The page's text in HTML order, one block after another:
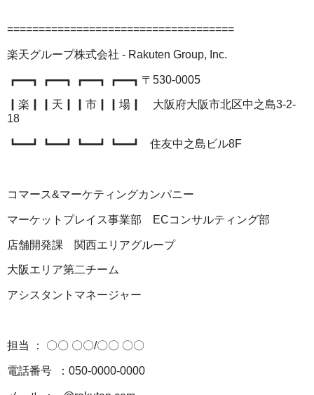
====================================
楽天グループ株式会社 - Rakuten Group, Inc.
┏━┓┏━┓┏━┓┏━┓〒530-0005
┃楽┃┃天┃┃市┃┃場┃ 大阪府大阪市北区中之島3-2-
18
┗━┛┗━┛┗━┛┗━┛ 住友中之島ビル8F
コマース&マーケティングカンパニー
マーケットプレイス事業部 ECコンサルティング部
店舗開発課 関西エリアグループ
大阪エリア第二チーム
アシスタントマネージャー
担当 ： 〇〇 〇〇/〇〇 〇〇
電話番号 ：050-0000-0000